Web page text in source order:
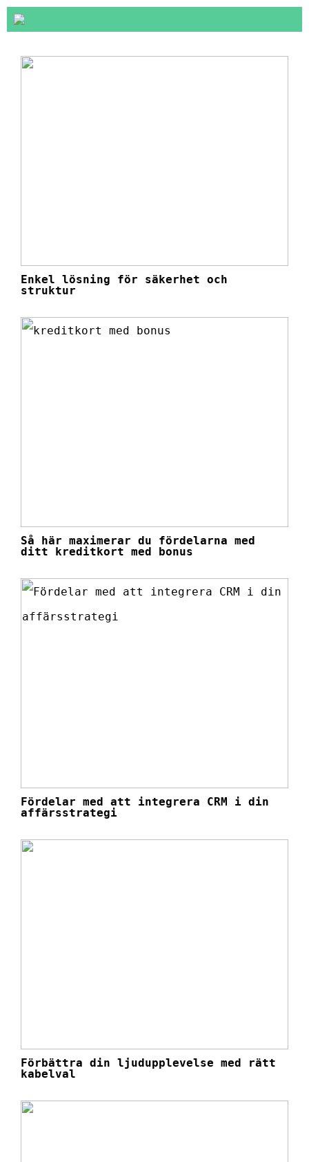
Enkel lösning för säkerhet och
struktur
Så här maximerar du fördelarna med
ditt kreditkort med bonus
Fördelar med att integrera CRM i din
affärsstrategi
Förbättra din ljudupplevelse med rätt
kabelval